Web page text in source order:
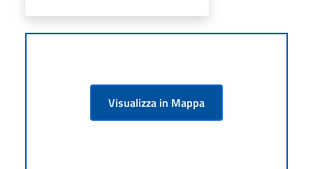
Visualizza in Mappa